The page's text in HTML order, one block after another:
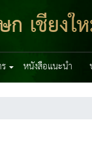
เชียงใ
หนังสือแนะนำ